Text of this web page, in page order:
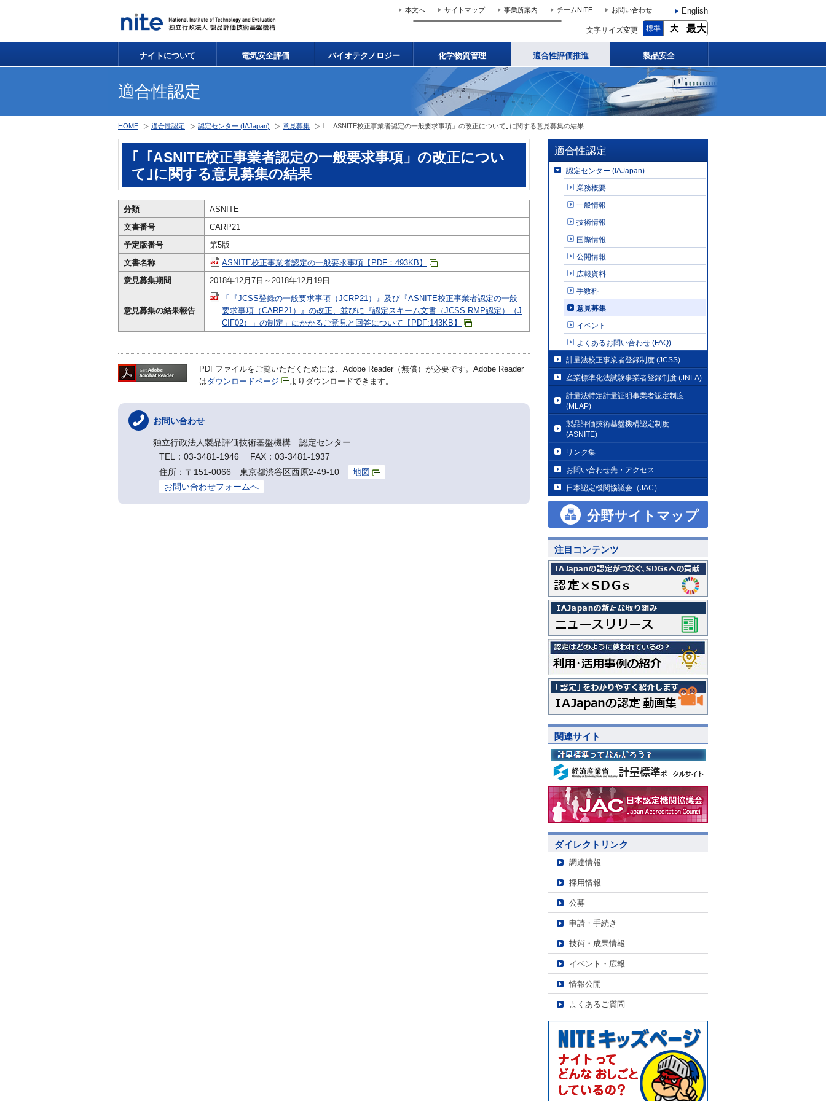
本文へ サイトマップ 事業所案内 チームNITE お問い合わせ English
文字サイズ変更 標準 大 最大
ナイトについて 電気安全評価 バイオテクノロジー 化学物質管理 適合性評価推進 製品安全
適合性認定
HOME 適合性認定 認定センター (IAJapan) 意見募集 ｢「ASNITE校正事業者認定の一般要求事項」の改正について｣に関する意見募集の結果
｢「ASNITE校正事業者認定の一般要求事項」の改正につい
て｣に関する意見募集の結果
分類
ASNITE
文書番号
CARP21
予定版番号
第5版
文書名称
ASNITE校正事業者認定の一般要求事項【PDF：493KB】
意見募集期間
2018年12月7日～2018年12月19日
意見募集の結果報告
「『JCSS登録の一般要求事項（JCRP21）』及び『ASNITE校正事業者認定の一般
要求事項（CARP21）』の改正、並びに『認定スキーム文書（JCSS-RMP認定）（J
CIF02）」の制定」にかかるご意見と回答について【PDF:143KB】
PDFファイルをご覧いただくためには、Adobe Reader（無償）が必要です。Adobe Reader
はダウンロードページ よりダウンロードできます。
お問い合わせ
独立行政法人製品評価技術基盤機構 認定センター
TEL：03-3481-1946 FAX：03-3481-1937
住所：〒151-0066 東京都渋谷区西原2-49-10
地図
お問い合わせフォームへ
適合性認定
認定センター (IAJapan)
業務概要
一般情報
技術情報
国際情報
公開情報
広報資料
手数料
意見募集
イベント
よくあるお問い合わせ (FAQ)
計量法校正事業者登録制度 (JCSS)
産業標準化法試験事業者登録制度 (JNLA)
計量法特定計量証明事業者認定制度
(MLAP)
製品評価技術基盤機構認定制度
(ASNITE)
リンク集
お問い合わせ先・アクセス
日本認定機関協議会（JAC）
分野サイトマップ
注目コンテンツ
関連サイト
ダイレクトリンク
調達情報
採用情報
公募
申請・手続き
技術・成果情報
イベント・広報
情報公開
よくあるご質問